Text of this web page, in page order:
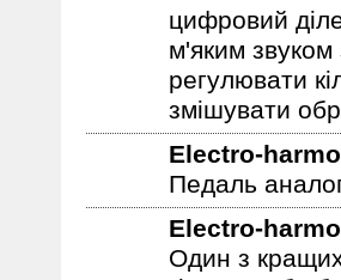
Electro-
Electro-
цифровий
м'яким звуком
регулювати
змішувати
Electro-
Педаль